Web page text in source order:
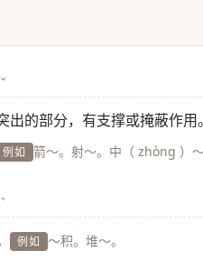
出的部分，有支撑或掩蔽作用
例如 箭～。射～。中（ zhòng ）～
例如 ～积。堆～。